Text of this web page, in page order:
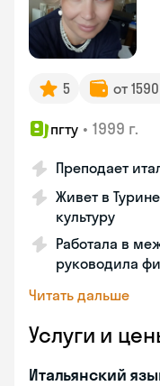
5 от
пгту • 1999 г.
Преподает
Живет в
культуру
Работала в
руководила
Читать дальше
Услуги и
Итальянский